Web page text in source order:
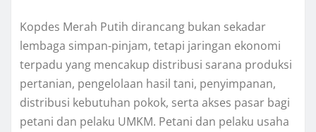
Kopdes Merah Putih dirancang bukan sekadar
lembaga simpan-pinjam, tetapi jaringan ekonomi
terpadu yang mencakup distribusi sarana produksi
pertanian, pengelolaan hasil tani, penyimpanan,
distribusi kebutuhan pokok, serta akses pasar bagi
petani dan pelaku UMKM. Petani dan pelaku usaha